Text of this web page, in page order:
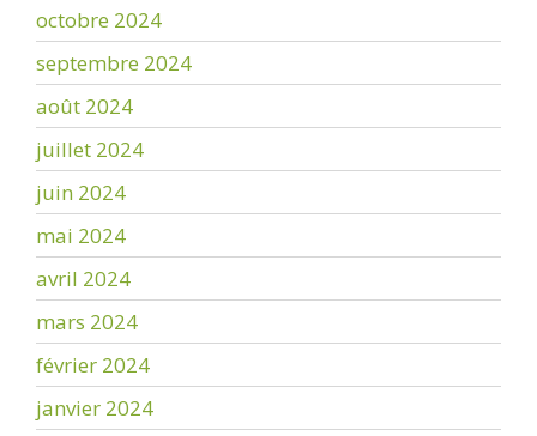
octobre 2024
septembre 2024
août 2024
juillet 2024
juin 2024
mai 2024
avril 2024
mars 2024
février 2024
janvier 2024